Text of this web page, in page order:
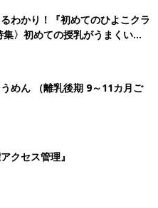
わかり！『初めてのひよこクラ
〉初めての授乳がうまくい
の基本と夏のトラブル 解決テ
めん （離乳後期 9～11カ月ご
クセス管理』